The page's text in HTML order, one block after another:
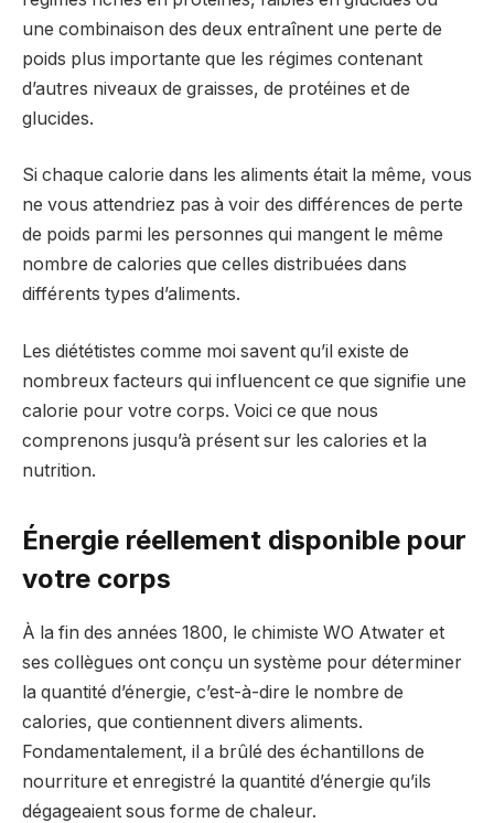
une combinaison des deux entraînent une perte de
poids plus importante que les régimes contenant
d’autres niveaux de graisses, de protéines et de
glucides.
Si chaque calorie dans les aliments était la même, vous
ne vous attendriez pas à voir des différences de perte
de poids parmi les personnes qui mangent le même
nombre de calories que celles distribuées dans
différents types d’aliments.
Les diététistes comme moi savent qu’il existe de
nombreux facteurs qui influencent ce que signifie une
calorie pour votre corps. Voici ce que nous
comprenons jusqu’à présent sur les calories et la
nutrition.
Énergie réellement disponible pour
votre corps
À la fin des années 1800, le chimiste WO Atwater et
ses collègues ont conçu un système pour déterminer
la quantité d’énergie, c’est-à-dire le nombre de
calories, que contiennent divers aliments.
Fondamentalement, il a brûlé des échantillons de
nourriture et enregistré la quantité d’énergie qu’ils
dégageaient sous forme de chaleur.